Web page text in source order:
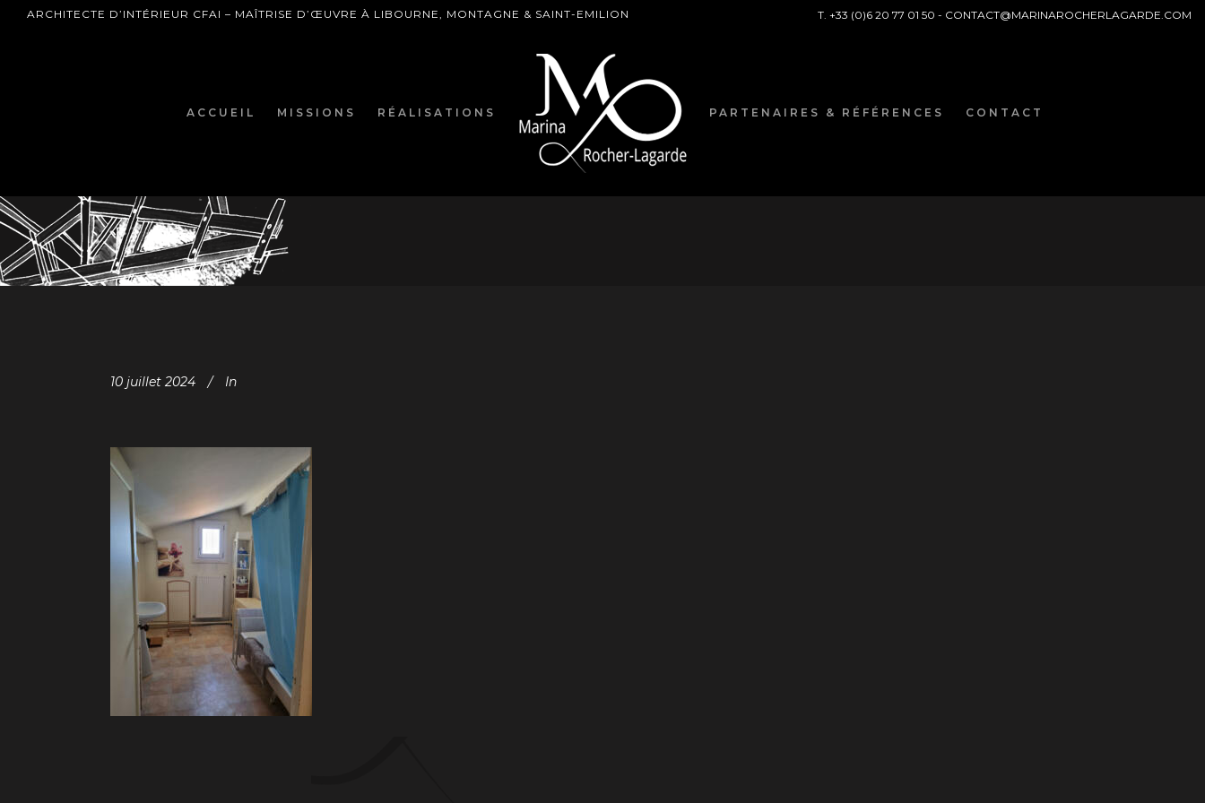
ARCHITECTE D’INTÉRIEUR CFAI – MAÎTRISE D’ŒUVRE À LIBOURNE, MONTAGNE & SAINT-EMILION T. +33 (0)6 20 77 01 50 - CONTACT@MARINAROCHERLAGARDE.COM
ACCUEIL MISSIONS RÉALISATIONS PARTENAIRES & RÉFÉRENCES CONTACT
10 juillet 2024 In